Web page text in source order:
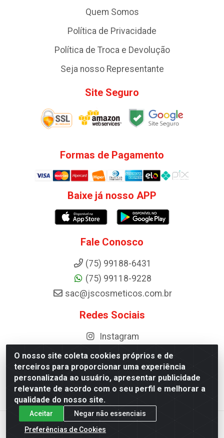
O nosso site coleta cookies próprios e de
terceiros para proporcionar uma experiência
personalizada ao usuário, apresentar publicidade
relevante de acordo com o seu perfil e melhorar a
qualidade do nosso site.
Aceitar
Negar não essenciais
Preferências de Cookies
Quem Somos
Política de Privacidade
Política de Troca e Devolução
Seja nosso Representante
Site Seguro
Formas de Pagamento
Baixe já nosso APP
Fale Conosco
(75) 99188-6431
(75) 99118-9228
sac@jscosmeticos.com.br
Redes Sociais
Instagram
Distribuidora de Cosméticos Antoneto LTDA - BA-052, km 87 -
Industrial, Ipirá - BA, 44600-000 - CNPJ 10.984.107/0001-75